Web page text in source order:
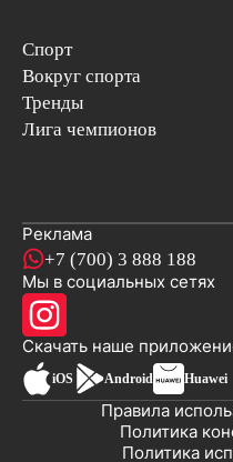
Спорт
Вокруг спорта
Тренды
Лига чемпионов
Реклама
+7 (700) 3 888 188
Мы в социальных сетях
Скачать наше
iOS Android Huawei
Политика
Политика
Правила